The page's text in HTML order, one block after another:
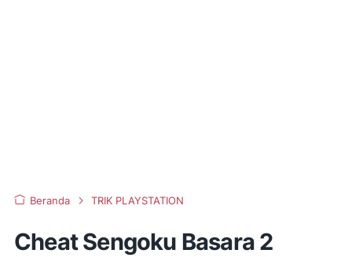
Beranda TRIK PLAYSTATION
Cheat Sengoku Basara 2